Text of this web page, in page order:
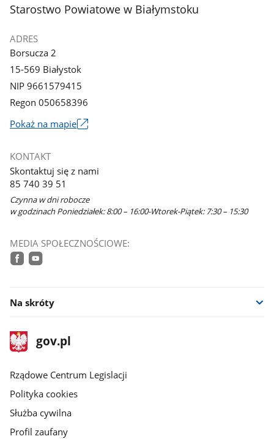
galerii.
stopka
Starostwo Powiatowe w Białymstoku
ADRES
Borsucza 2
15-569 Białystok
NIP 9661579415
Regon 050658396
Pokaż na mapieLink
nowym
KONTAKT
Skontaktuj się z nami
85 740 39 51
Czynna w dni robocze
w godzinach Poniedziałek: 8:00 – 16:00-Wtorek-Piątek: 7:30 – 15:30
MEDIA SPOŁECZNOŚCIOWE:
Na skróty
stopka
gov.plStrona
gov.pl
Rządowe Centrum Legislacji
Polityka cookies
Służba cywilna
Profil zaufany